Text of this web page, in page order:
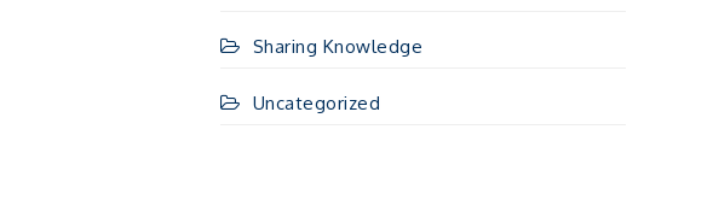
Sharing Knowledge
Uncategorized